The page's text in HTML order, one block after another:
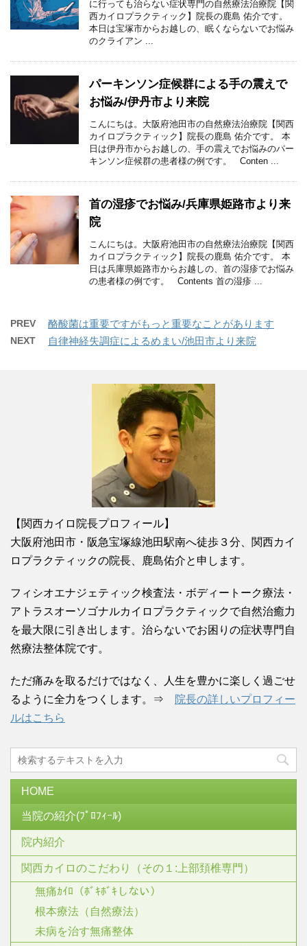
に行っても治らない症状専門の自然療法治療院【関
西カイロプラクティック】院長の鹿島 佑介です。
本日は宝塚市からお越しの、眠くならないでお悩み
のクライアン ...
パーキンソン症候群による手の震えで
お悩み/伊丹市より来院
こんにちは。大阪府池田市の自然療法治療院【関西
カイロプラクティック】院長の鹿島 佑介です。 本
日は伊丹市からお越しの、手の震えでお悩みのパー
キンソン症候群の患者様の例です。 Conten ...
首の湿疹でお悩み/兵庫県姫路市より来
院
こんにちは。大阪府池田市の自然療法治療院【関西
カイロプラクティック】院長の鹿島 佑介です。 本
日は兵庫県姫路市からお越しの、首の湿疹でお悩み
の患者様の例です。 Contents 首の湿疹 ...
PREV 酪酸菌は重要ですがもっと重要なことがあります
NEXT 自律神経失調症によるめまい/池田市より来院
【関西カイロ院長プロフィール】
大阪府池田市・阪急宝塚線池田駅南へ徒歩３分、関西カイ
ロプラクティックの院長、鹿島佑介と申します。
フィシオエナジェティック検査法・ボディートーク療法・
アトラスオーソゴナルカイロプラクティックで自然治癒力
を最大限に引き出します。治らないでお困りの症状専門自
然療法整体院です。
ただ痛みを取るだけではなく、人生を豊かに楽しく過ごせ
るように全力をつくします。⇒
院長の詳しいプロフィー
ルはこちら
HOME
当院の紹介(ﾌﾟﾛﾌｨｰﾙ)
院内紹介
関西カイロのこだわり（その１:上部頚椎専門）
無痛ｶｲﾛ（ﾎﾞｷﾎﾞｷしない）
根本療法（自然療法）
未病を治す無痛整体